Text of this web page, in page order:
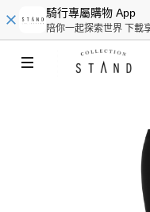
騎行專屬購物 App
陪你一起探索世界 下載